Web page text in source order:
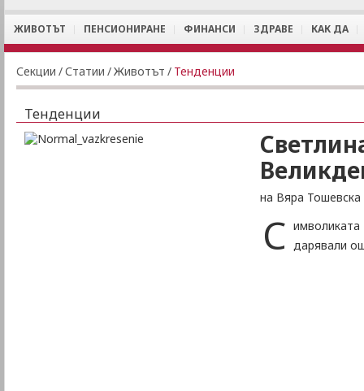
ЖИВОТЪТ ПЕНСИОНИРАНЕ ФИНАНСИ ЗДРАВЕ КАК ДА
Секции /Статии /Животът / Тенденции
Тенденции
на Вяра Тошевска
С дарявали